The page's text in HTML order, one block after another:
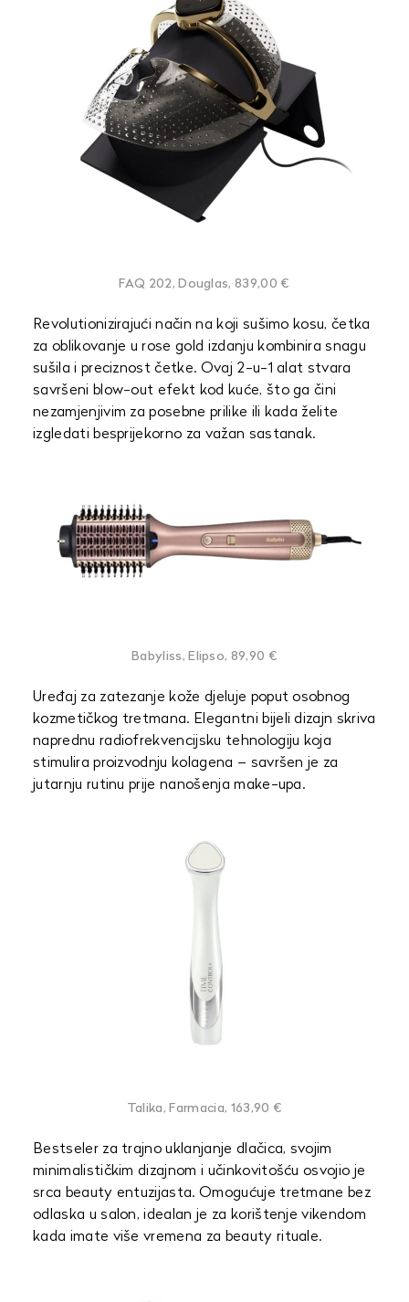
FAQ 202, Douglas, 839,00 €
Revolutionizirajući način na koji sušimo kosu, četka
za oblikovanje u rose gold izdanju kombinira snagu
sušila i preciznost četke. Ovaj 2-u-1 alat stvara
savršeni blow-out efekt kod kuće, što ga čini
nezamjenjivim za posebne prilike ili kada želite
izgledati besprijekorno za važan sastanak.
Babyliss, Elipso, 89,90 €
Uređaj za zatezanje kože djeluje poput osobnog
kozmetičkog tretmana. Elegantni bijeli dizajn skriva
naprednu radiofrekvencijsku tehnologiju koja
stimulira proizvodnju kolagena – savršen je za
jutarnju rutinu prije nanošenja make-upa.
Talika, Farmacia, 163,90 €
Bestseler za trajno uklanjanje dlačica, svojim
minimalističkim dizajnom i učinkovitošću osvojio je
srca beauty entuzijasta. Omogućuje tretmane bez
odlaska u salon, idealan je za korištenje vikendom
kada imate više vremena za beauty rituale.